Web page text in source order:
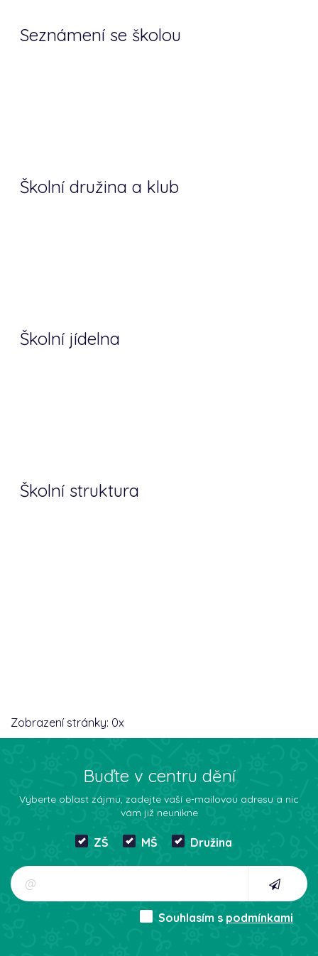
Seznámení se školou
Školní družina a klub
Školní jídelna
Školní struktura
Zobrazení stránky: 0x
Buďte v centru dění
Vyberte oblast zájmu, zadejte vaší e-mailovou adresu a nic
vám již neunikne
ZŠ MŠ Družina
Souhlasím s podmínkami